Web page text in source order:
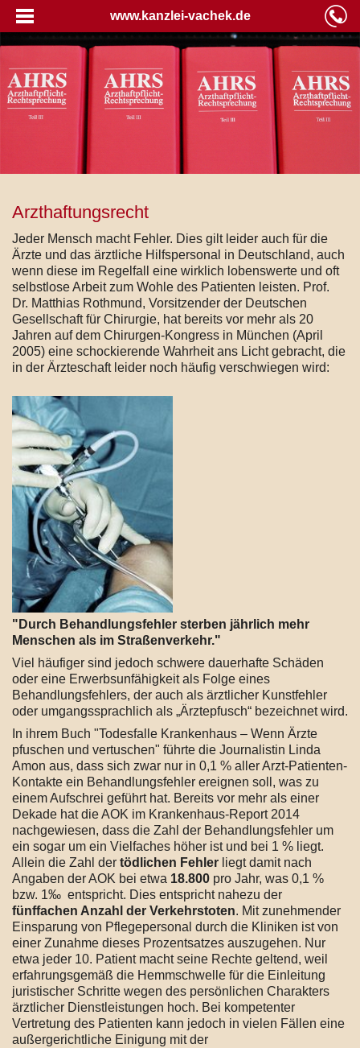
www.kanzlei-vachek.de
Arzthaftungsrecht
Jeder Mensch macht Fehler. Dies gilt leider auch für die
Ärzte und das ärztliche Hilfspersonal in Deutschland, auch
wenn diese im Regelfall eine wirklich lobenswerte und oft
selbstlose Arbeit zum Wohle des Patienten leisten. Prof.
Dr. Matthias Rothmund, Vorsitzender der Deutschen
Gesellschaft für Chirurgie, hat bereits vor mehr als 20
Jahren auf dem Chirurgen-Kongress in München (April
2005) eine schockierende Wahrheit ans Licht gebracht, die
in der Ärzteschaft leider noch häufig verschwiegen wird:
"Durch Behandlungsfehler sterben jährlich mehr
Menschen als im Straßenverkehr."
Viel häufiger sind jedoch schwere dauerhafte Schäden
oder eine Erwerbsunfähigkeit als Folge eines
Behandlungsfehlers, der auch als ärztlicher Kunstfehler
oder umgangssprachlich als „Ärztepfusch“ bezeichnet wird.
In ihrem Buch "Todesfalle Krankenhaus – Wenn Ärzte
pfuschen und vertuschen" führte die Journalistin Linda
Amon aus, dass sich zwar nur in 0,1 % aller Arzt-Patienten-
Kontakte ein Behandlungsfehler ereignen soll, was zu
einem Aufschrei geführt hat. Bereits vor mehr als einer
Dekade hat die AOK im Krankenhaus-Report 2014
nachgewiesen, dass die Zahl der Behandlungsfehler um
ein sogar um ein Vielfaches höher ist und bei 1 % liegt.
Allein die Zahl der tödlichen Fehler liegt damit nach
Angaben der AOK bei etwa 18.800 pro Jahr, was 0,1 %
bzw. 1‰ entspricht. Dies entspricht nahezu der
fünffachen Anzahl der Verkehrstoten. Mit zunehmender
Einsparung von Pflegepersonal durch die Kliniken ist von
einer Zunahme dieses Prozentsatzes auszugehen. Nur
etwa jeder 10. Patient macht seine Rechte geltend, weil
erfahrungsgemäß die Hemmschwelle für die Einleitung
juristischer Schritte wegen des persönlichen Charakters
ärztlicher Dienstleistungen hoch. Bei kompetenter
Vertretung des Patienten kann jedoch in vielen Fällen eine
außergerichtliche Einigung mit der